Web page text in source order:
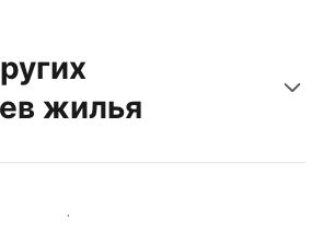
жилья
к другим владельцам жилья